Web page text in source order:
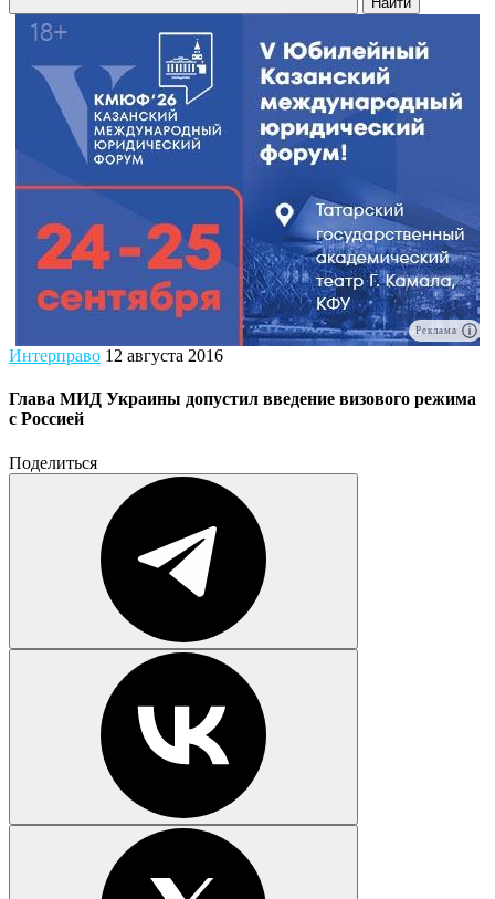
Реклама
Интерправо 12 августа 2016
Глава МИД Украины допустил введение визового режима
с Россией
Поделиться